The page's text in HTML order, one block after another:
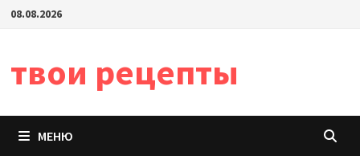
Перейти
08.08.2026
твои рецепты
МЕНЮ